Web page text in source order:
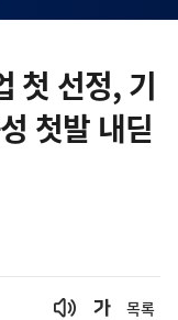
첫 선정, 기
첫발 내딛
목록